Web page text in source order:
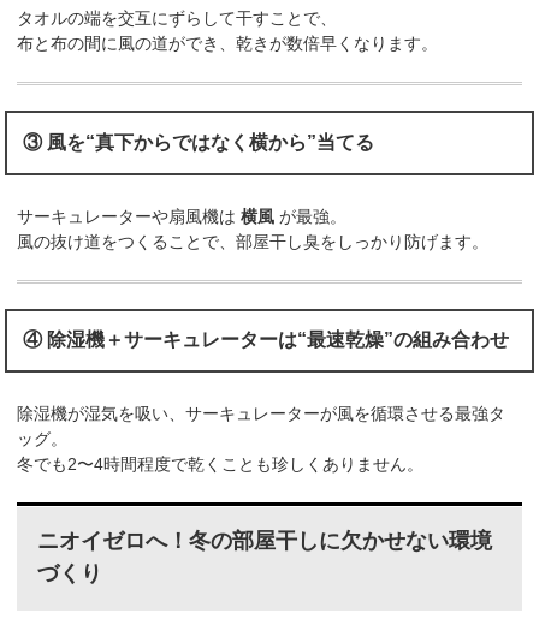
タオルの端を交互にずらして干すことで、
布と布の間に風の道ができ、乾きが数倍早くなります。
③ 風を“真下からではなく横から”当てる
サーキュレーターや扇風機は横風 が最強。
風の抜け道をつくることで、部屋干し臭をしっかり防げます。
④ 除湿機＋サーキュレーターは“最速乾燥”の組み合わせ
除湿機が湿気を吸い、サーキュレーターが風を循環させる最強タ
ッグ。
冬でも2〜4時間程度で乾くことも珍しくありません。
ニオイゼロへ！冬の部屋干しに欠かせない環境
づくり